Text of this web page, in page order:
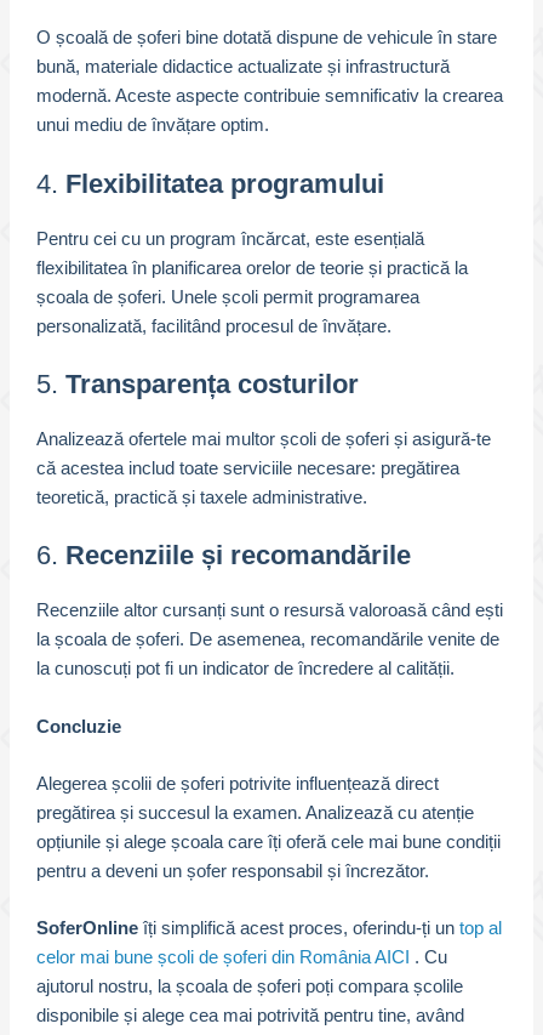
O școală de șoferi bine dotată dispune de vehicule în stare
bună, materiale didactice actualizate și infrastructură
modernă. Aceste aspecte contribuie semnificativ la crearea
unui mediu de învățare optim.
4. Flexibilitatea programului
Pentru cei cu un program încărcat, este esențială
flexibilitatea în planificarea orelor de teorie și practică la
școala de șoferi. Unele școli permit programarea
personalizată, facilitând procesul de învățare.
5. Transparența costurilor
Analizează ofertele mai multor școli de șoferi și asigură-te
că acestea includ toate serviciile necesare: pregătirea
teoretică, practică și taxele administrative.
6. Recenziile și recomandările
Recenziile altor cursanți sunt o resursă valoroasă când ești
la școala de șoferi. De asemenea, recomandările venite de
la cunoscuți pot fi un indicator de încredere al calității.
Concluzie
Alegerea școlii de șoferi potrivite influențează direct
pregătirea și succesul la examen. Analizează cu atenție
opțiunile și alege școala care îți oferă cele mai bune condiții
pentru a deveni un șofer responsabil și încrezător.
SoferOnlineîți simplifică acest proces, oferindu-ți un top al
celor mai bune școli de șoferi din România AICI . Cu
ajutorul nostru, la școala de șoferi poți compara școlile
disponibile și alege cea mai potrivită pentru tine, având